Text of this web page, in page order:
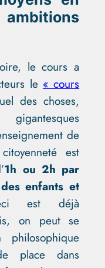
le cours a
le « cours
des choses,
de
est
1h ou 2h par
enfants et
est déjà
on peut se
place dans